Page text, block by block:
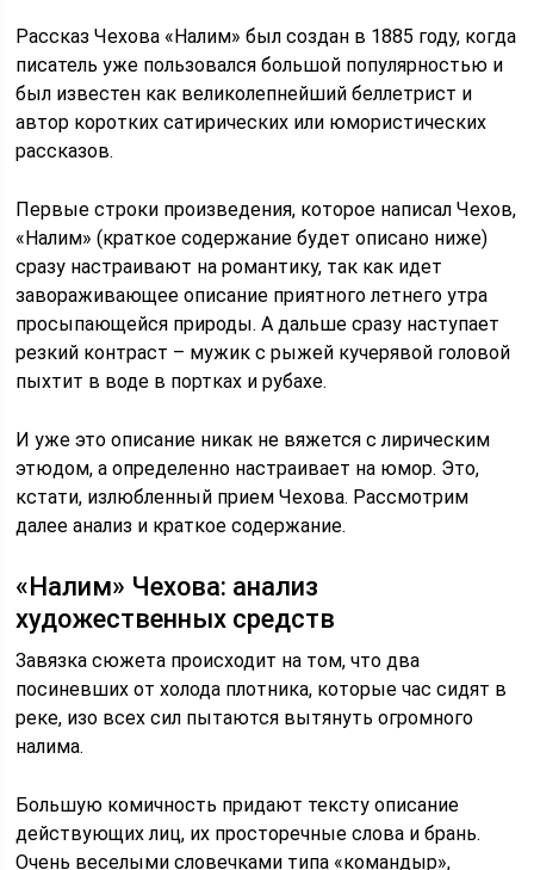
Рассказ Чехова «Налим» был создан в 1885 году, когда
писатель уже пользовался большой популярностью и
был известен как великолепнейший беллетрист и
автор коротких сатирических или юмористических
рассказов.
Первые строки произведения, которое написал Чехов,
«Налим» (краткое содержание будет описано ниже)
сразу настраивают на романтику, так как идет
завораживающее описание приятного летнего утра
просыпающейся природы. А дальше сразу наступает
резкий контраст – мужик с рыжей кучерявой головой
пыхтит в воде в портках и рубахе.
И уже это описание никак не вяжется с лирическим
этюдом, а определенно настраивает на юмор. Это,
кстати, излюбленный прием Чехова. Рассмотрим
далее анализ и краткое содержание.
«Налим» Чехова: анализ
художественных средств
Завязка сюжета происходит на том, что два
посиневших от холода плотника, которые час сидят в
реке, изо всех сил пытаются вытянуть огромного
налима.
Большую комичность придают тексту описание
действующих лиц, их просторечные слова и брань.
Очень веселыми словечками типа «командыр»,